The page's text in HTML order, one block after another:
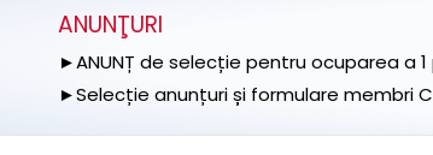
ANUNŢURI
►ANUNȚ de selecție pentru ocuparea a 1
►Selecție anunțuri și formulare membri